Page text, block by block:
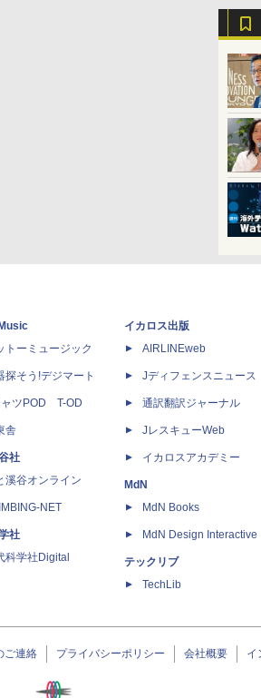
トーミュージック
探そう!デジマート
ャツPOD T-OD
舎
社
溪谷オンライン
NET
社
科学社Digital
イカロス出版
AIRLINEweb
Jディフェンスニュース
通訳翻訳ジャーナル
JレスキューWeb
イカロスアカデミー
MdN
MdN Books
MdN Design Interactive
テックリブ
TechLib
ご連絡 プライバシーポリシー 会社概要 イ